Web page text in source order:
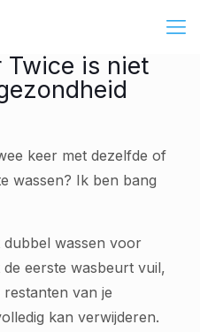
Twice is niet
keer met dezelfde of
wassen? Ik ben bang
dubbel wassen voor
de eerste wasbeurt vuil,
van je
kan verwijderen.